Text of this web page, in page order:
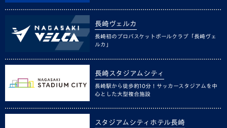
長崎ヴェルカ
長崎初のプロバスケットボールクラブ「長崎ヴェ
ルカ」
長崎スタジアムシティ
長崎駅から徒歩約10分！サッカースタジアムを中
心とした大型複合施設
スタジアムシティホテル長崎